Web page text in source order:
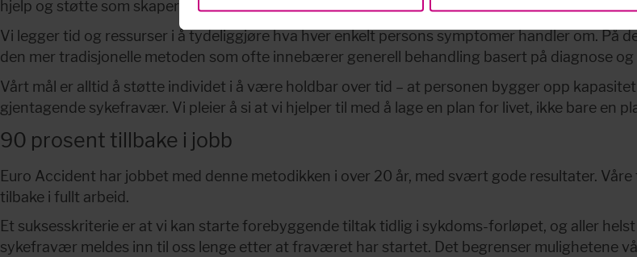
hjelp og støtte som skaper forutsetninger for bevisste valg, som kan føre til god helse,
Vi legger tid og ressurser i å tydeliggjøre hva hver enkelt persons symptomer handler om. På
den mer tradisjonelle metoden som ofte innebærer generell behandling basert på diagnose og
Vårt mål er alltid å støtte individet i å være holdbar over tid – at personen bygger opp
gjentagende sykefravær. Vi pleier å si at vi hjelper til med å lage en plan for livet, ikke bare en
90 prosent tillbake i jobb
Euro Accident har jobbet med denne metodikken i over 20 år, med svært gode resultater.
tilbake i fullt arbeid.
Et suksesskriterie er at vi kan starte forebyggende tiltak tidlig i sykdoms-forløpet, og aller
sykefravær meldes inn til oss lenge etter at fraværet har startet. Det begrenser mulighetene